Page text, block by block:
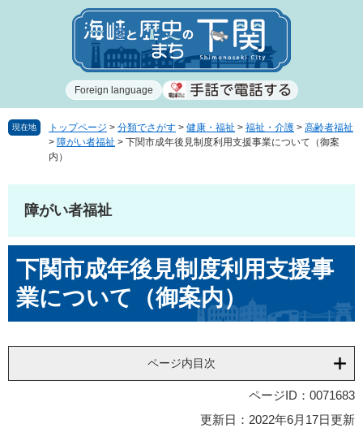
で
ば
Foreign language
現在地 トップページ > 分類でさがす > 健康・福祉 > 福祉・介護 > 高齢者福祉
> 障がい者福祉 > 下関市成年後見制度利用支援事業について（御案
内）
障がい者福祉
下関市成年後見制度利用支援事
業について（御案内）
ページ内目次
ページID：0071683
更新日：2022年6月17日更新